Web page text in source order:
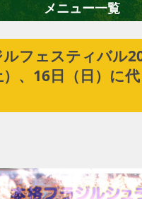
ホーム
ファション
グルメ
メニュー一覧
ルフェスティバル
、16日（日）に